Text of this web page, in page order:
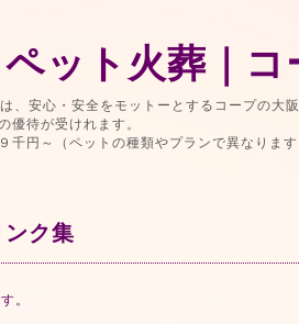
ット火葬｜
、安心・安全をモットーとするコープの大
優待が受けれます。
円～（ペットの種類やプランで異なります
ク集
。